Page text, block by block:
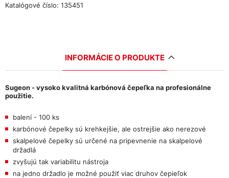
Katalógové číslo: 135451
INFORMÁCIE O PRODUKTE
Sugeon - vysoko kvalitná karbónová čepeľka na profesionálne
použitie.
balení - 100 ks
karbónové čepelky sú krehkejšie, ale ostrejšie ako nerezové
skalpelové čepelky sú určené na pripevnenie na skalpelové
držadlá
zvyšujú tak variabilitu nástroja
na jedno držadlo je možné použiť viac druhov čepieľok